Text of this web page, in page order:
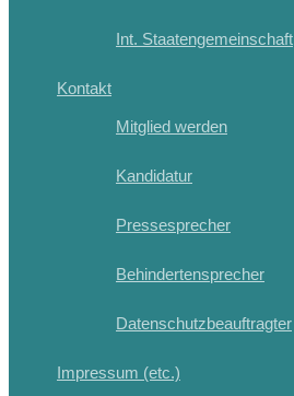
Int. Staatengemeinschaft
Kontakt
Mitglied werden
Kandidatur
Pressesprecher
Behindertensprecher
Datenschutzbeauftragter
Impressum (etc.)